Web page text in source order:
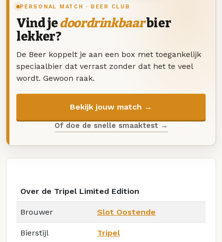
PERSONAL MATCH · BEER CLUB
Vind jedoordrinkbaarbier
lekker?
De Beer koppelt je aan een box met toegankelijk
speciaalbier dat verrast zonder dat het te veel
wordt. Gewoon raak.
Bekijk jouw match →
Of doe de snelle smaaktest →
Over de Tripel Limited Edition
Brouwer Slot Oostende
Bierstijl Tripel